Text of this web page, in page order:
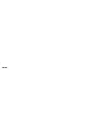
--